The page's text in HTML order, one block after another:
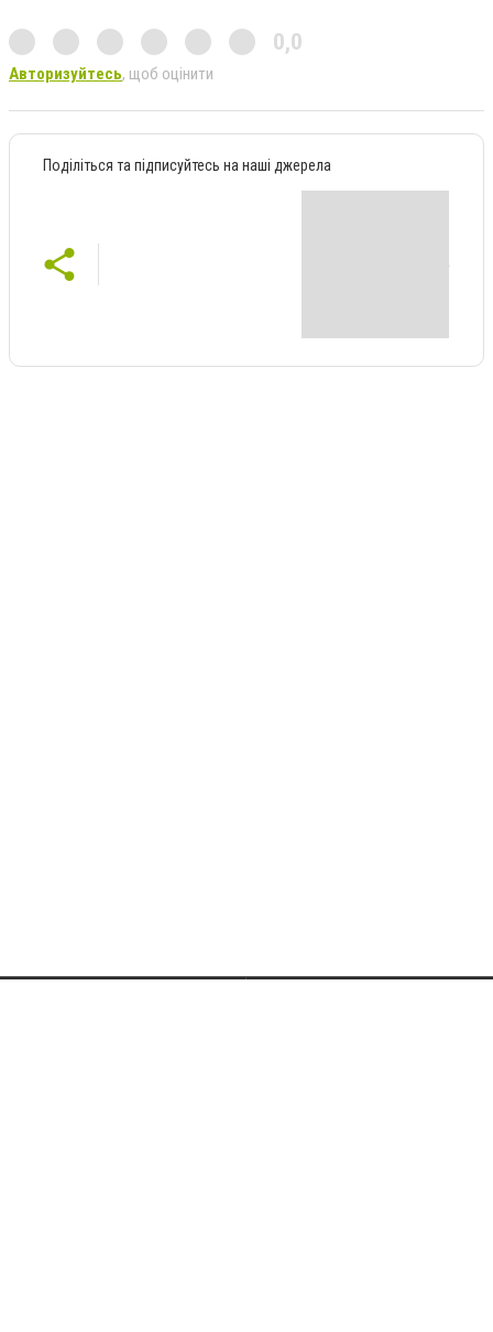
0,0
Авторизуйтесь, щоб оцінити
Поділіться та підписуйтесь на наші джерела